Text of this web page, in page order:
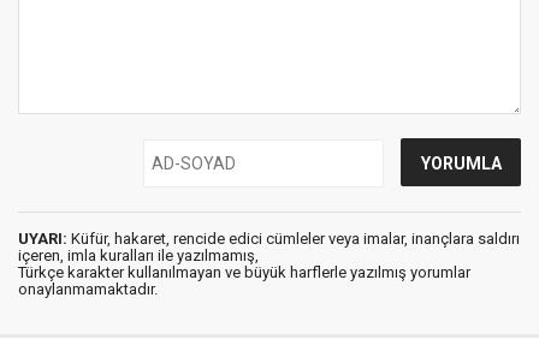
UYARI: Küfür, hakaret, rencide edici cümleler veya imalar, inançlara saldırı
içeren, imla kuralları ile yazılmamış,
Türkçe karakter kullanılmayan ve büyük harflerle yazılmış yorumlar
onaylanmamaktadır.